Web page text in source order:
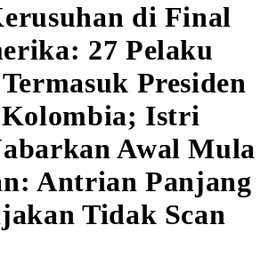
di Final
27 Pelaku
Presiden
Kolombia; Istri
Awal Mula
Antrian Panjang
Tidak Scan